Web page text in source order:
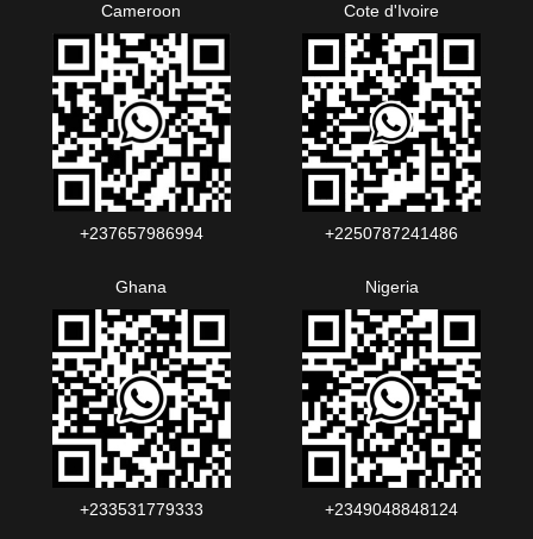
Cameroon
+237657986994‬‬
Cote d'Ivoire
+2250787241486‬‬
Ghana
+233531779333
Nigeria
+2349048848124‬‬‬